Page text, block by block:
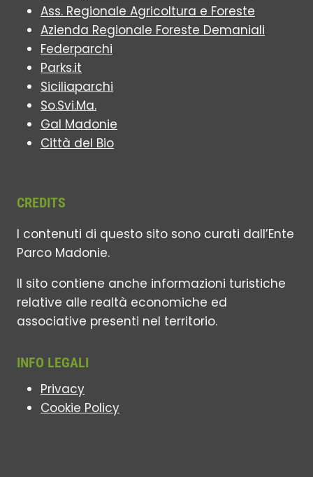
Ass. Regionale Agricoltura e Foreste
Azienda Regionale Foreste Demaniali
Federparchi
Parks.it
Siciliaparchi
So.Svi.Ma.
Gal Madonie
Città del Bio
CREDITS
I contenuti di questo sito sono curati dall’Ente
Parco Madonie.
Il sito contiene anche informazioni turistiche
relative alle realtà economiche ed
associative presenti nel territorio.
INFO LEGALI
Privacy
Cookie Policy